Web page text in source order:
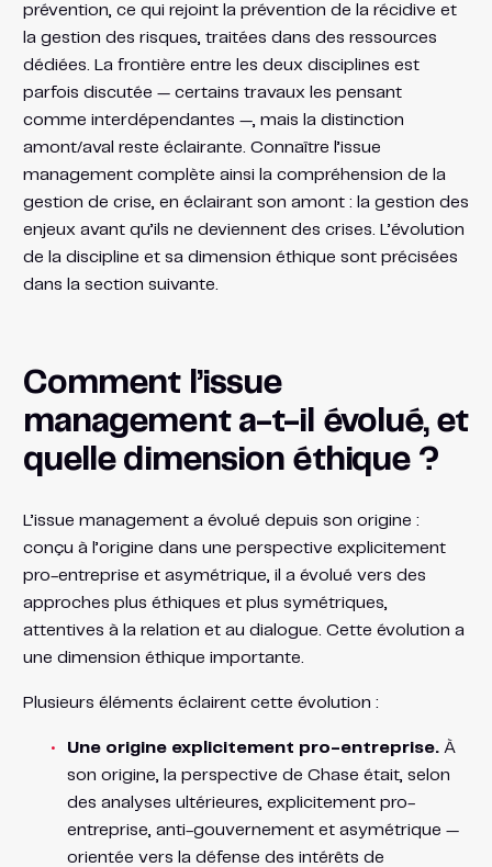
prévention, ce qui rejoint la prévention de la récidive et
la gestion des risques, traitées dans des ressources
dédiées. La frontière entre les deux disciplines est
parfois discutée — certains travaux les pensant
comme interdépendantes —, mais la distinction
amont/aval reste éclairante. Connaître l’issue
management complète ainsi la compréhension de la
gestion de crise, en éclairant son amont : la gestion des
enjeux avant qu’ils ne deviennent des crises. L’évolution
de la discipline et sa dimension éthique sont précisées
dans la section suivante.
Comment l’issue
management a-t-il évolué, et
quelle dimension éthique ?
L’issue management a évolué depuis son origine :
conçu à l’origine dans une perspective explicitement
pro-entreprise et asymétrique, il a évolué vers des
approches plus éthiques et plus symétriques,
attentives à la relation et au dialogue. Cette évolution a
une dimension éthique importante.
Plusieurs éléments éclairent cette évolution :
Une origine explicitement pro-entreprise.À
son origine, la perspective de Chase était, selon
des analyses ultérieures, explicitement pro-
entreprise, anti-gouvernement et asymétrique —
orientée vers la défense des intérêts de